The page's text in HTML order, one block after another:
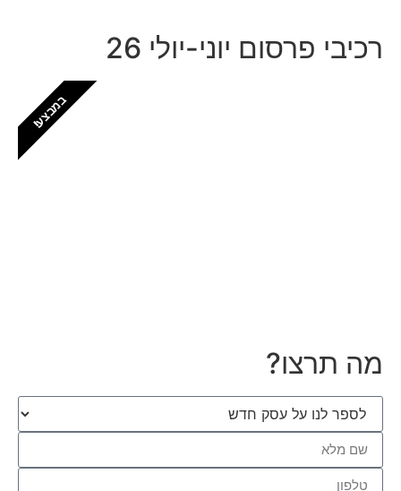
רכיבי פרסום יוני-יולי 26
במבצע!
מה תרצו?